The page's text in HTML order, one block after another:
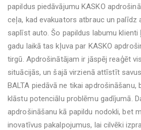
papildus piedāvājumu KASKO
ceļa, kad evakuators atbrauc un palīdz
saplīst auto. Šo papildus labumu
gadu laikā tas kļuva par KASKO
tirgū. Apdrošinātājam ir jāspēj reaģēt
situācijās, un šajā virzienā attīstīt
BALTA piedāvā ne tikai apdrošināšanu,
klāstu potenciālu problēmu gadījumā.
apdrošināšanu kā papildu nodokli, bet
inovatīvus pakalpojumus, lai cilvēki